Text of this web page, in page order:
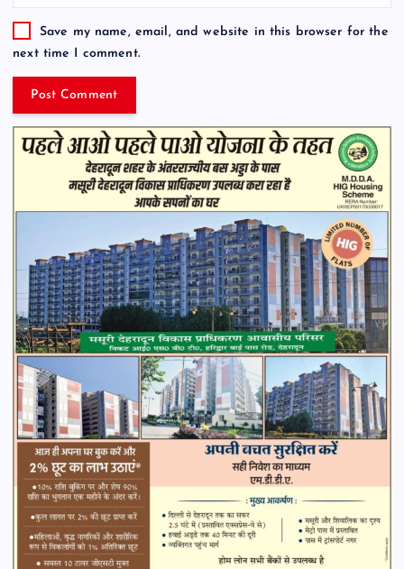
Save my name, email, and website in this browser for the
next time I comment.